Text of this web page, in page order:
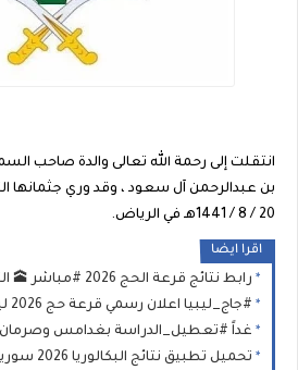
انتقلت إلى رحمة الله تعالى والدة صاحب
بن عبدالرحمن آل سعود ، وقد وري جثمانها
20 / 8 / 1441هـ في الرياض.
اقرا ايضا
رابط نتائج قرعة الحج 2026 #مباشر 🕋 التسجيل في قرعة منصة «حجاج» | مواعيد قرعة الحج 2026 في ليبيا ورابط الشرح والتقديم
#جاج_ليبيا اعلان رسمي قرعة حج 2026 ليبيا المستندات المطلوبة وطريقة التسجيل في قرعة الحج بمنصة حجاج ليبيا 2026-1447
غداً #تعطيل_الدراسة بغدامس وصرمان تعطيل و إيقاف للدراسة في هذا
تحميل تطبيق نتائج البكالوريا 2026 سوريا (شغال 100%) رابط مباشر (APK) لنتيجة الثانوية العامة